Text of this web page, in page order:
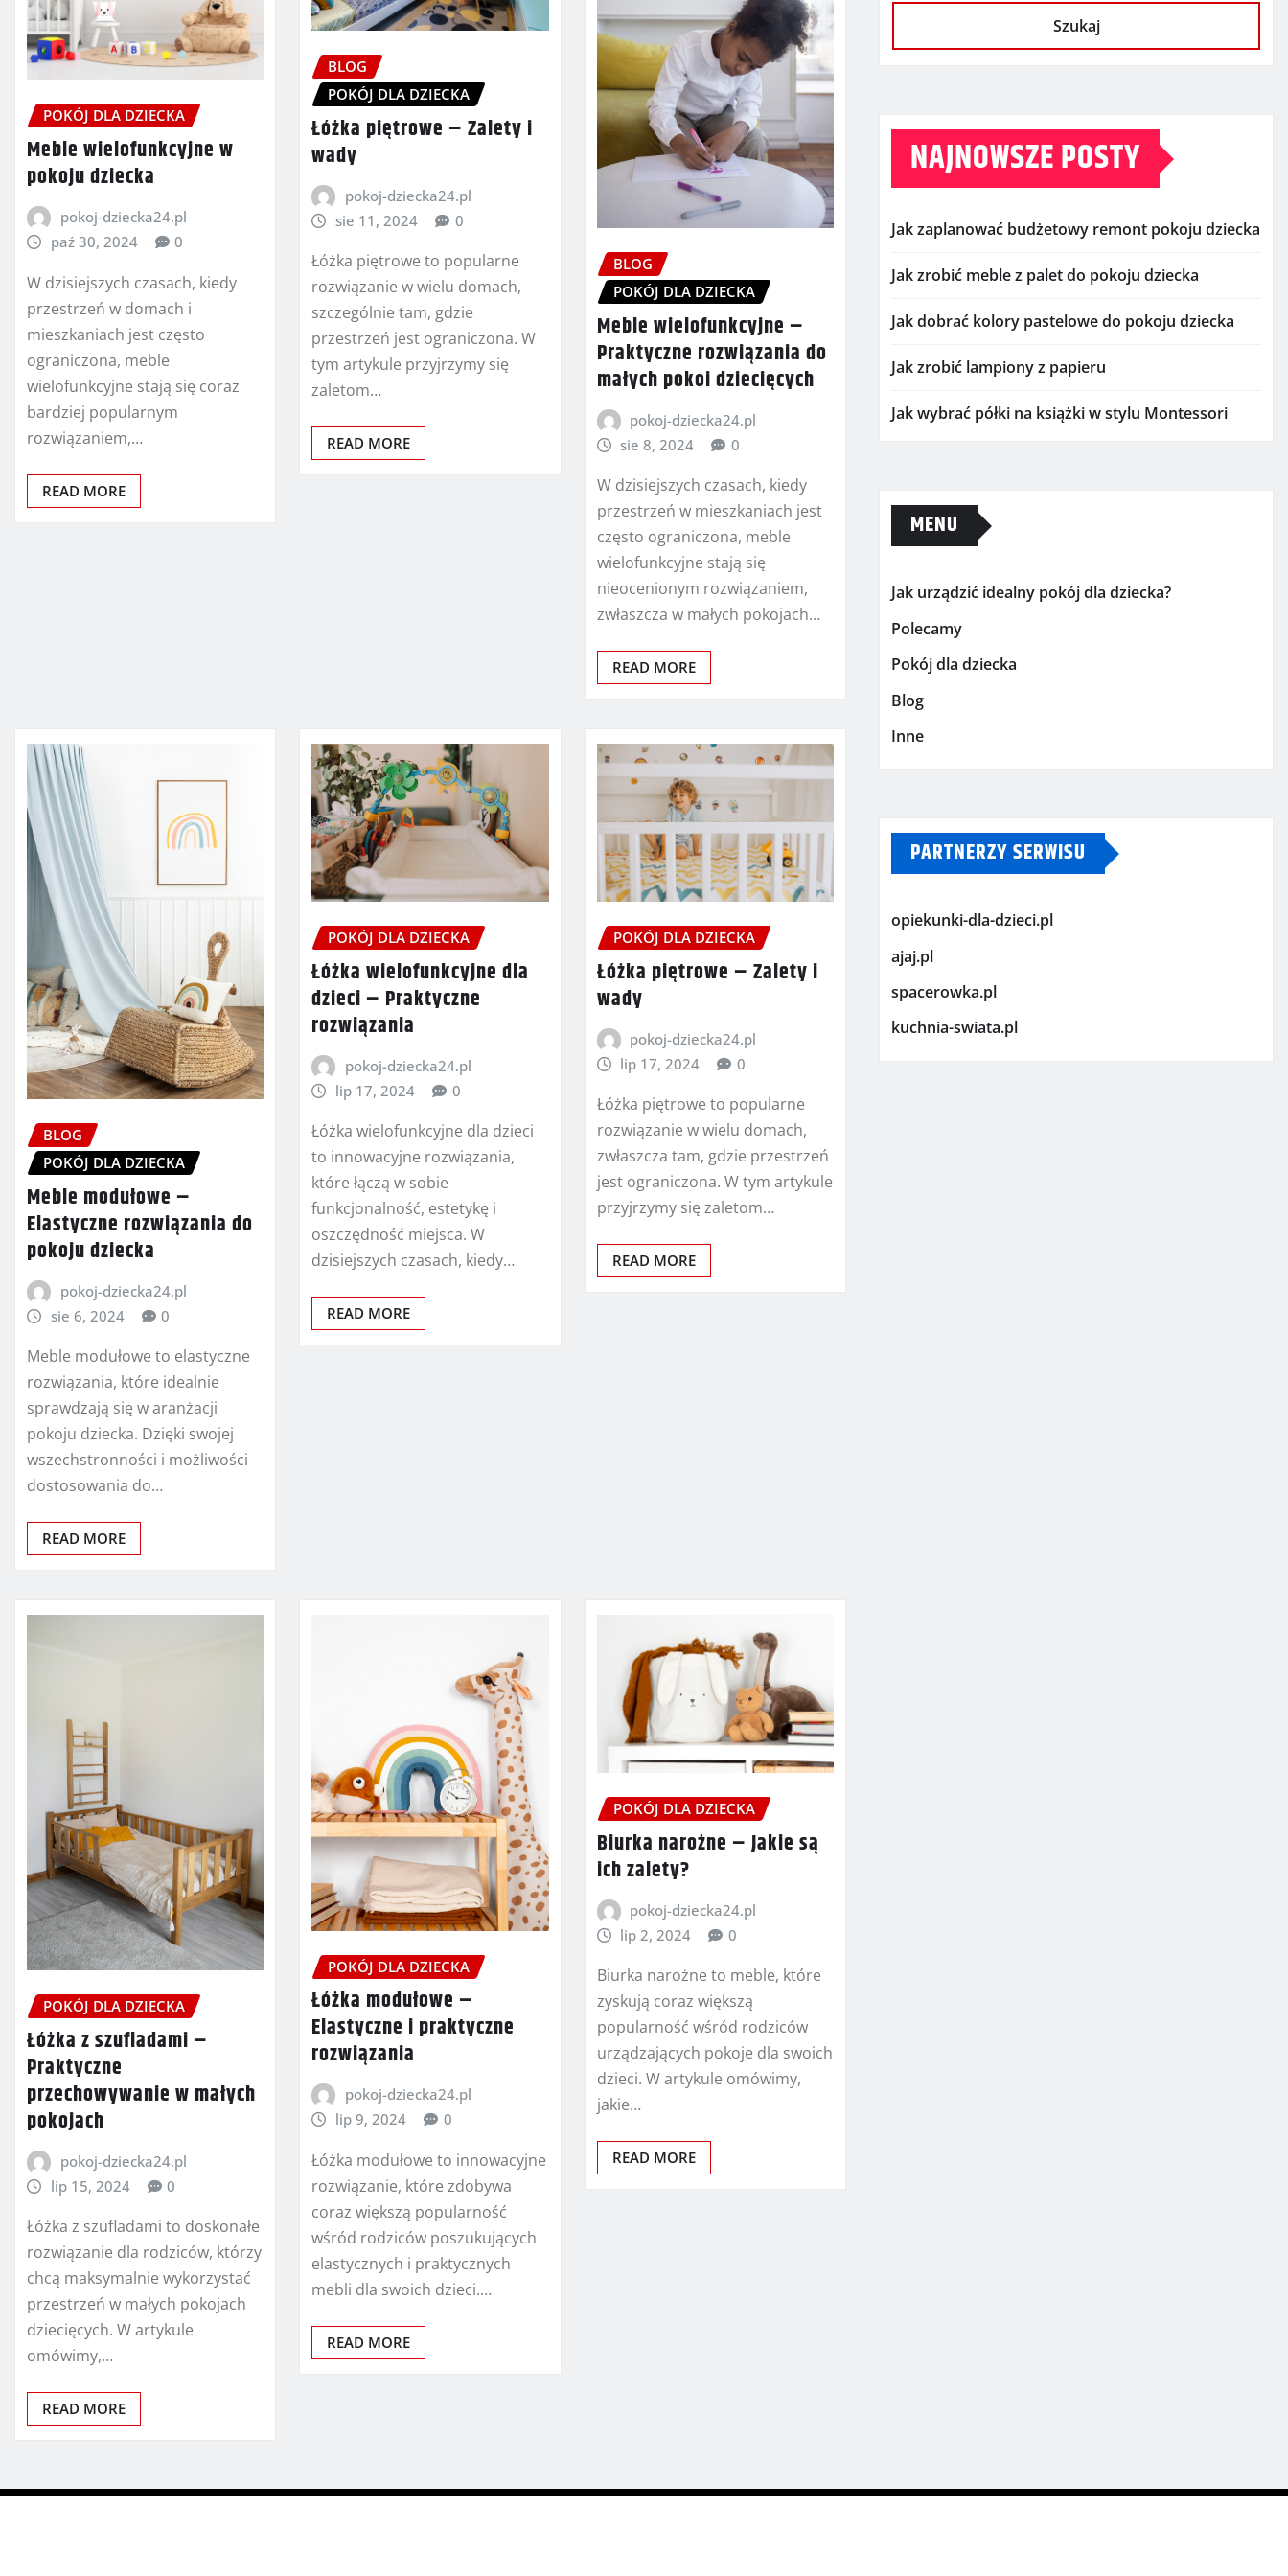
POKÓJ DLA DZIECKA
Meble wielofunkcyjne w
pokoju dziecka
pokoj-dziecka24.pl
paź 30, 2024
0
W dzisiejszych czasach, kiedy
przestrzeń w domach i
mieszkaniach jest często
ograniczona, meble
wielofunkcyjne stają się coraz
bardziej popularnym
rozwiązaniem,…
READ MORE
BLOG
POKÓJ DLA DZIECKA
Łóżka piętrowe – Zalety i
wady
pokoj-dziecka24.pl
sie 11, 2024
0
Łóżka piętrowe to popularne
rozwiązanie w wielu domach,
szczególnie tam, gdzie
przestrzeń jest ograniczona. W
tym artykule przyjrzymy się
zaletom…
READ MORE
BLOG
POKÓJ DLA DZIECKA
Meble wielofunkcyjne –
Praktyczne rozwiązania do
małych pokoi dziecięcych
pokoj-dziecka24.pl
sie 8, 2024
0
W dzisiejszych czasach, kiedy
przestrzeń w mieszkaniach jest
często ograniczona, meble
wielofunkcyjne stają się
nieocenionym rozwiązaniem,
zwłaszcza w małych pokojach…
READ MORE
BLOG
POKÓJ DLA DZIECKA
Meble modułowe –
Elastyczne rozwiązania do
pokoju dziecka
pokoj-dziecka24.pl
sie 6, 2024
0
Meble modułowe to elastyczne
rozwiązania, które idealnie
sprawdzają się w aranżacji
pokoju dziecka. Dzięki swojej
wszechstronności i możliwości
dostosowania do…
READ MORE
POKÓJ DLA DZIECKA
Łóżka wielofunkcyjne dla
dzieci – Praktyczne
rozwiązania
pokoj-dziecka24.pl
lip 17, 2024
0
Łóżka wielofunkcyjne dla dzieci
to innowacyjne rozwiązania,
które łączą w sobie
funkcjonalność, estetykę i
oszczędność miejsca. W
dzisiejszych czasach, kiedy…
READ MORE
POKÓJ DLA DZIECKA
Łóżka piętrowe – Zalety i
wady
pokoj-dziecka24.pl
lip 17, 2024
0
Łóżka piętrowe to popularne
rozwiązanie w wielu domach,
zwłaszcza tam, gdzie przestrzeń
jest ograniczona. W tym artykule
przyjrzymy się zaletom…
READ MORE
POKÓJ DLA DZIECKA
Łóżka z szufladami –
Praktyczne
przechowywanie w małych
pokojach
pokoj-dziecka24.pl
lip 15, 2024
0
Łóżka z szufladami to doskonałe
rozwiązanie dla rodziców, którzy
chcą maksymalnie wykorzystać
przestrzeń w małych pokojach
dziecięcych. W artykule
omówimy,…
READ MORE
POKÓJ DLA DZIECKA
Łóżka modułowe –
Elastyczne i praktyczne
rozwiązania
pokoj-dziecka24.pl
lip 9, 2024
0
Łóżka modułowe to innowacyjne
rozwiązanie, które zdobywa
coraz większą popularność
wśród rodziców poszukujących
elastycznych i praktycznych
mebli dla swoich dzieci.…
READ MORE
POKÓJ DLA DZIECKA
Biurka narożne – Jakie są
ich zalety?
pokoj-dziecka24.pl
lip 2, 2024
0
Biurka narożne to meble, które
zyskują coraz większą
popularność wśród rodziców
urządzających pokoje dla swoich
dzieci. W artykule omówimy,
jakie…
READ MORE
Szukaj
NAJNOWSZE POSTY
Jak zaplanować budżetowy remont pokoju dziecka
Jak zrobić meble z palet do pokoju dziecka
Jak dobrać kolory pastelowe do pokoju dziecka
Jak zrobić lampiony z papieru
Jak wybrać półki na książki w stylu Montessori
MENU
Jak urządzić idealny pokój dla dziecka?
Polecamy
Pokój dla dziecka
Blog
Inne
PARTNERZY SERWISU
opiekunki-dla-dzieci.pl
ajaj.pl
spacerowka.pl
kuchnia-swiata.pl